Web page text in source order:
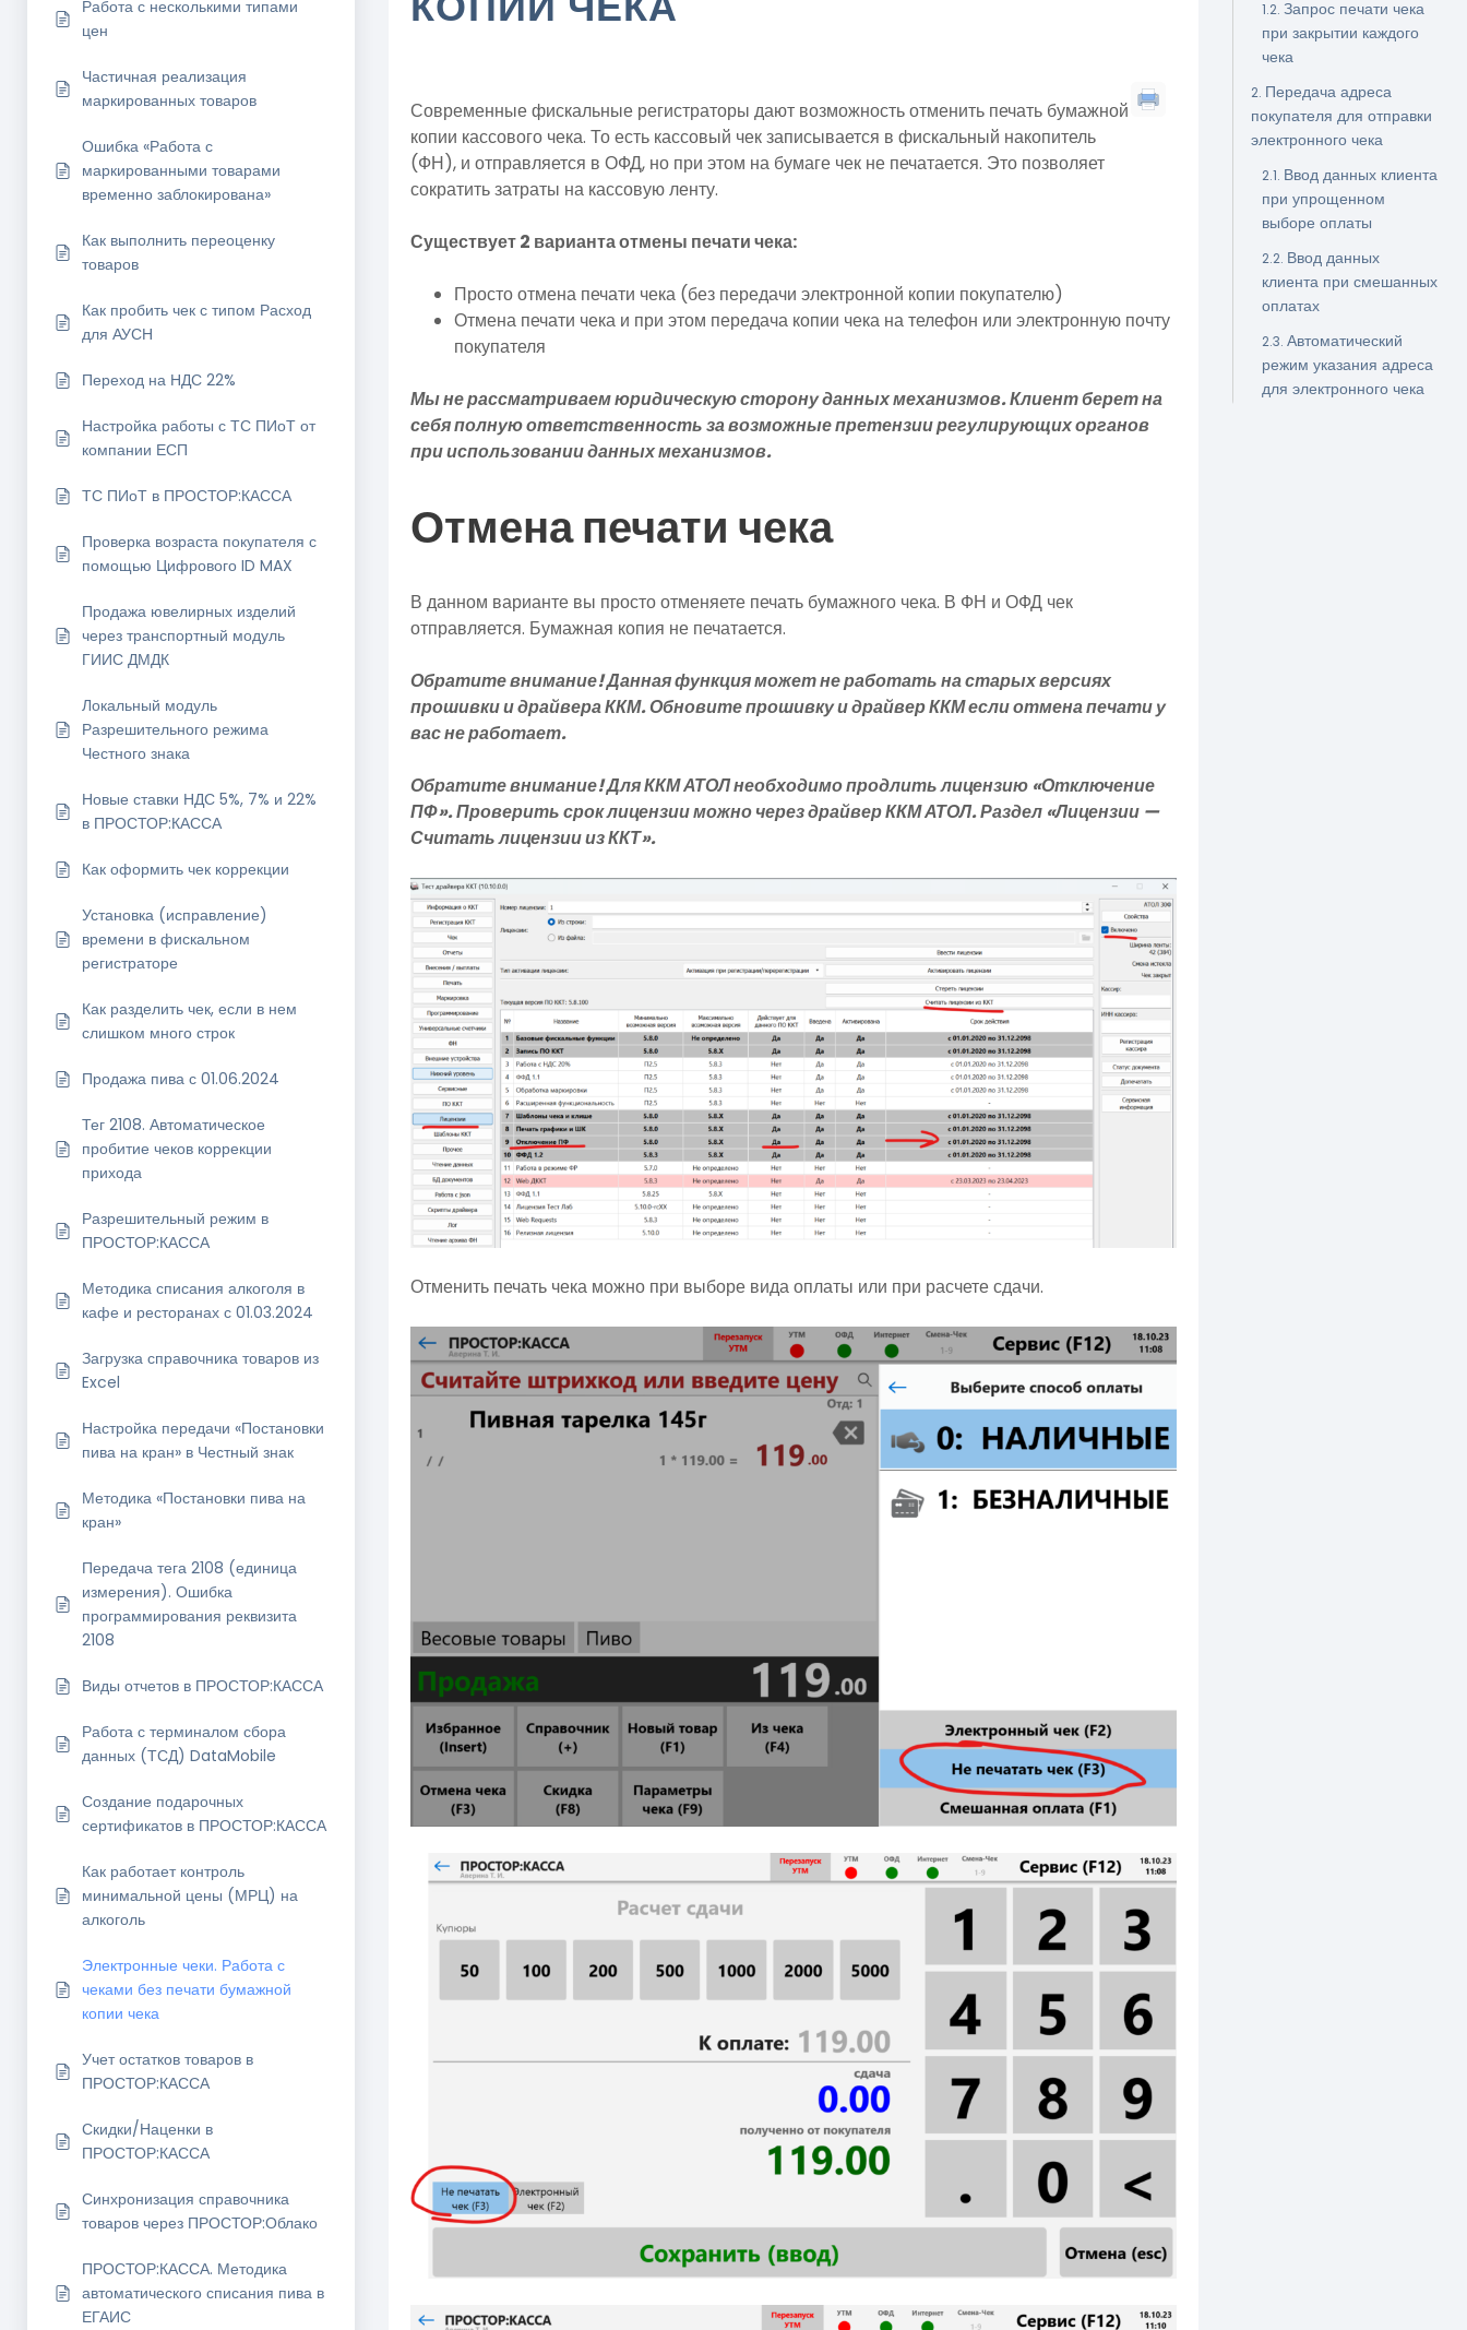
Работа с несколькими типами
цен
Частичная реализация
маркированных товаров
Ошибка «Работа с
маркированными товарами
временно заблокирована»
Как выполнить переоценку
товаров
Как пробить чек с типом Расход
для АУСН
Переход на НДС 22%
Настройка работы с ТС ПИоТ от
компании ЕСП
ТС ПИоТ в ПРОСТОР:КАССА
Проверка возраста покупателя с
помощью Цифрового ID MAX
Продажа ювелирных изделий
через транспортный модуль
ГИИС ДМДК
Локальный модуль
Разрешительного режима
Честного знака
Новые ставки НДС 5%, 7% и 22%
в ПРОСТОР:КАССА
Как оформить чек коррекции
Установка (исправление)
времени в фискальном
регистраторе
Как разделить чек, если в нем
слишком много строк
Продажа пива с 01.06.2024
Тег 2108. Автоматическое
пробитие чеков коррекции
прихода
Разрешительный режим в
ПРОСТОР:КАССА
Методика списания алкоголя в
кафе и ресторанах с 01.03.2024
Загрузка справочника товаров из
Excel
Настройка передачи «Постановки
пива на кран» в Честный знак
Методика «Постановки пива на
кран»
Передача тега 2108 (единица
измерения). Ошибка
программирования реквизита
2108
Виды отчетов в ПРОСТОР:КАССА
Работа с терминалом сбора
данных (ТСД) DataMobile
Создание подарочных
сертификатов в ПРОСТОР:КАССА
Как работает контроль
минимальной цены (МРЦ) на
алкоголь
Электронные чеки. Работа с
чеками без печати бумажной
копии чека
Учет остатков товаров в
ПРОСТОР:КАССА
Скидки/Наценки в
ПРОСТОР:КАССА
Синхронизация справочника
товаров через ПРОСТОР:Облако
ПРОСТОР:КАССА. Методика
автоматического списания пива в
ЕГАИС
Современные фискальные регистраторы дают возможность отменить печать бумажной
копии кассового чека. То есть кассовый чек записывается в фискальный накопитель
(ФН), и отправляется в ОФД, но при этом на бумаге чек не печатается. Это позволяет
сократить затраты на кассовую ленту.
Существует 2 варианта отмены печати чека:
Просто отмена печати чека (без передачи электронной копии покупателю)
Отмена печати чека и при этом передача копии чека на телефон или электронную почту
покупателя
Мы не рассматриваем юридическую сторону данных механизмов. Клиент берет на
себя полную ответственность за возможные претензии регулирующих органов
при использовании данных механизмов.
Отмена печати чека
В данном варианте вы просто отменяете печать бумажного чека. В ФН и ОФД чек
отправляется. Бумажная копия не печатается.
Обратите внимание! Данная функция может не работать на старых версиях
прошивки и драйвера ККМ. Обновите прошивку и драйвер ККМ если отмена печати у
вас не работает.
Обратите внимание! Для ККМ АТОЛ необходимо продлить лицензию «Отключение
ПФ». Проверить срок лицензии можно через драйвер ККМ АТОЛ. Раздел «Лицензии —
Считать лицензии из ККТ».
Отменить печать чека можно при выборе вида оплаты или при расчете сдачи.
Запрос печати чека
при закрытии каждого
чека
Передача адреса
покупателя для отправки
электронного чека
Ввод данных клиента
при упрощенном
выборе оплаты
Ввод данных
клиента при смешанных
оплатах
Автоматический
режим указания адреса
для электронного чека